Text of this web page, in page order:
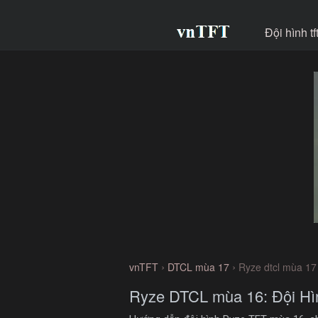
Đội hình
vnTFT › DTCL mùa 17 › Ryze dtcl mùa 17
Ryze DTCL mùa 16: Đội